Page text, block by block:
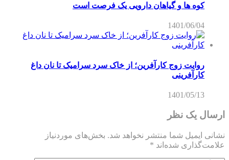
کوه ها و گیاهان دارویی یک فرصت است
1401/06/04
روایت زوج کارآفرین؛ از خاک سرد سرامیک تا نان داغ
کارآفرینی
1401/05/13
ارسال یک نظر
نشانی ایمیل شما منتشر نخواهد شد. بخش‌های موردنیاز
علامت‌گذاری شده‌اند *